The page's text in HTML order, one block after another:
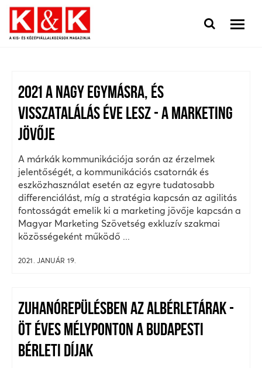
2021 A NAGY EGYMÁSRA, ÉS
VISSZATALÁLÁS ÉVE LESZ - A MARKETING
JÖVŐJE
A márkák kommunikációja során az érzelmek
jelentőségét, a kommunikációs csatornák és
eszközhasználat esetén az egyre tudatosabb
differenciálást, míg a stratégia kapcsán az agilitás
fontosságát emelik ki a marketing jövője kapcsán a
Magyar Marketing Szövetség exkluzív szakmai
közösségeként működő ...
2021. JANUÁR 19.
ZUHANÓREPÜLÉSBEN AZ ALBÉRLETÁRAK -
ÖT ÉVES MÉLYPONTON A BUDAPESTI
BÉRLETI DÍJAK